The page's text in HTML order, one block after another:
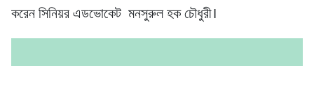
করেন সিনিয়র এডভোকেট মনসুরুল হক চৌধুরী।